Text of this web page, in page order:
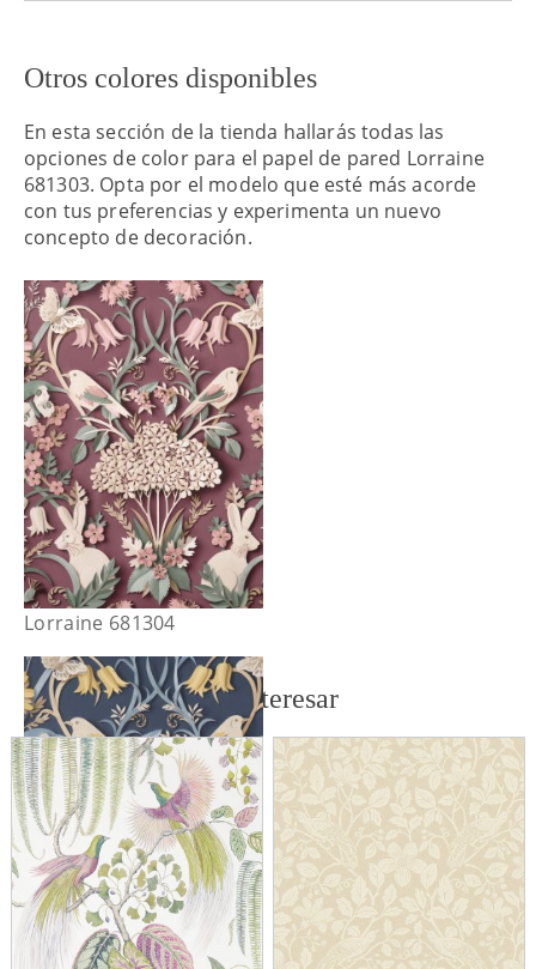
Otros colores disponibles
En esta sección de la tienda hallarás todas las
opciones de color para el papel de pared Lorraine
681303. Opta por el modelo que esté más acorde
con tus preferencias y experimenta un nuevo
concepto de decoración.
Lorraine 681304
También te puede interesar